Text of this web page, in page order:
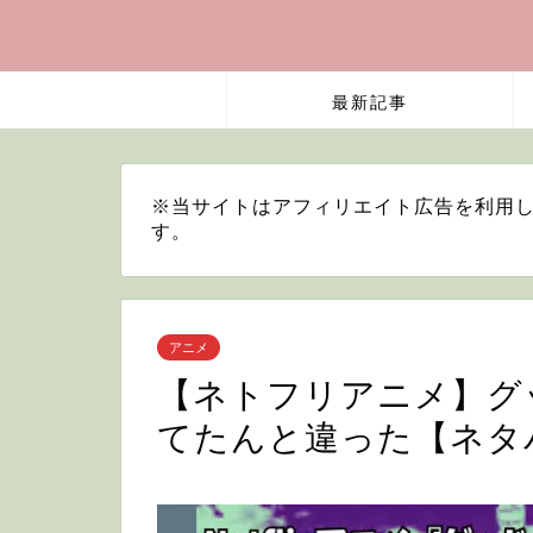
最新記事
※当サイトはアフィリエイト広告を利用
す。
アニメ
【ネトフリアニメ】
てたんと違った【ネ